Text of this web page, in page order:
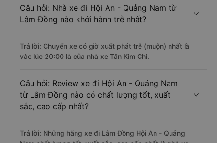
Câu hỏi: Nhà xe đi Hội An - Quảng Nam từ
Lâm Đồng nào khởi hành trễ nhất?
Trả lời: Chuyến xe có giờ xuất phát trễ (muộn) nhất là
vào lúc 20:00 là của nhà xe Tân Kim Chi.
Câu hỏi: Review xe đi Hội An - Quảng Nam
từ Lâm Đồng nào có chất lượng tốt, xuất
sắc, cao cấp nhất?
Trả lời: Những hãng xe đi Lâm Đồng Hội An - Quảng